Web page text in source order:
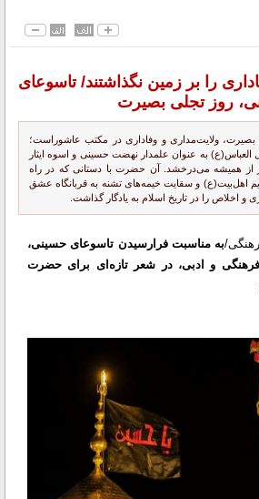
را بر زمین نگذاشتند/ تاسوعای
روز تجلی بصیرت
ولایت‌مداری و وفاداری در مکتب عاشوراست؛
به عنوان علمدار نهضت حسینی و اسوه ایثار
از همیشه می‌درخشد. آن حضرت با دستانی که در راه
اهل‌بیت(ع) و سقایت خیمه‌های تشنه به قربانگاه عشق
و اخلاص را در تاریخ اسلام به یادگار گذاشت.
به مناسبت فرارسیدن تاسوعای حسینی،
و ادبی، در شعر تازه‌ای برای حضرت